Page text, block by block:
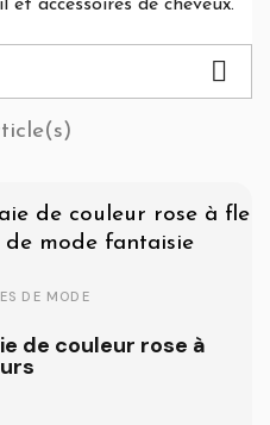
accessoires de cheveux.

DE MODE
de couleur rose à